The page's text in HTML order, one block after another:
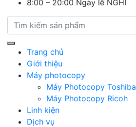
8:00 – 20:00 Ngày lễ NGHỈ
Trang chủ
Giới thiệu
Máy photocopy
Máy Photocopy Toshiba
Máy Photocopy Ricoh
Linh kiện
Dịch vụ